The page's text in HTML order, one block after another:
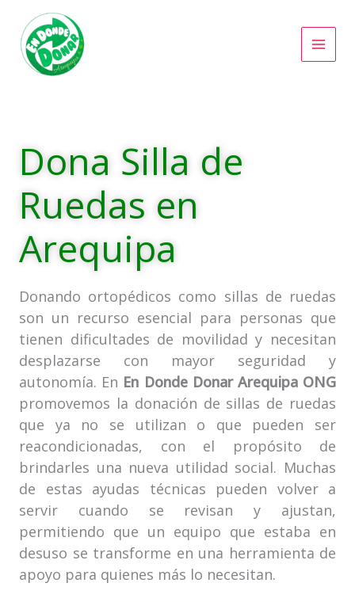
contenido
Dona Silla de
Ruedas en
Arequipa
Donando ortopédicos como sillas de ruedas
son un recurso esencial para personas que
tienen dificultades de movilidad y necesitan
desplazarse con mayor seguridad y
autonomía. En En Donde Donar Arequipa ONG
promovemos la donación de sillas de ruedas
que ya no se utilizan o que pueden ser
reacondicionadas, con el propósito de
brindarles una nueva utilidad social. Muchas
de estas ayudas técnicas pueden volver a
servir cuando se revisan y ajustan,
permitiendo que un equipo que estaba en
desuso se transforme en una herramienta de
apoyo para quienes más lo necesitan.